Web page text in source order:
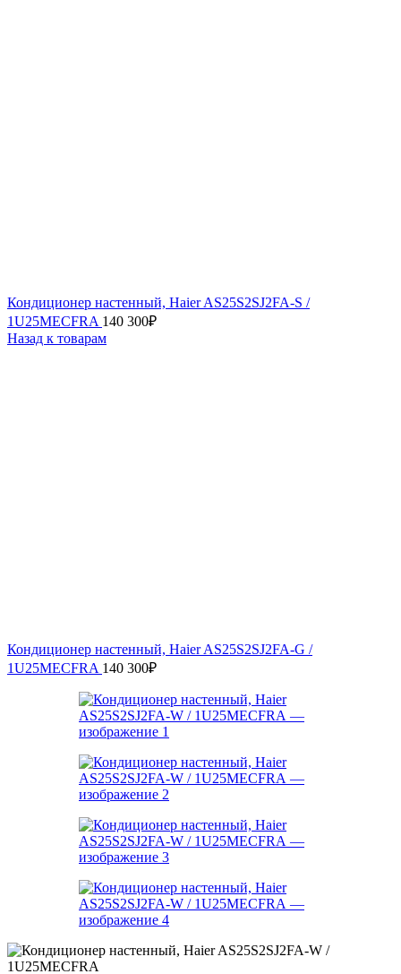
Кондиционер настенный, Haier AS25S2SJ2FA-S /
1U25MECFRA 140 300₽
Назад к товарам
Кондиционер настенный, Haier AS25S2SJ2FA-G /
1U25MECFRA 140 300₽